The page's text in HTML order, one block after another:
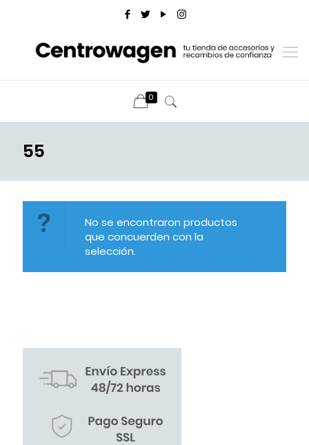
0
55
No se encontraron productos
que concuerden con la
selección.